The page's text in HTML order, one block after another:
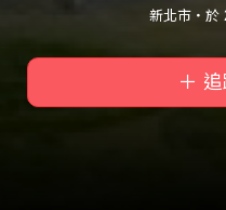
新北市・於
＋